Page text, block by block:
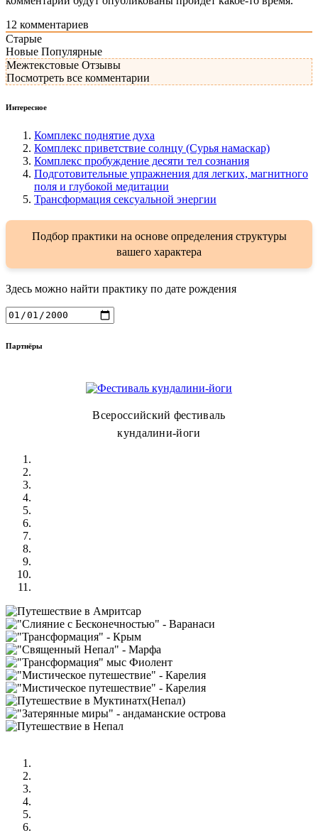
12 комментариев
Старые
Новые Популярные
Межтекстовые Отзывы
Посмотреть все комментарии
Интересное
Комплекс поднятие духа
Комплекс приветствие солнцу (Сурья намаскар)
Комплекс пробуждение десяти тел сознания
Подготовительные упражнения для легких, магнитного
поля и глубокой медитации
Трансформация сексуальной энергии
Подбор практики на основе определения структуры
вашего характера
Здесь можно найти практику по дате рождения
Партнёры
Всероссийский фестиваль
кундалини-йоги